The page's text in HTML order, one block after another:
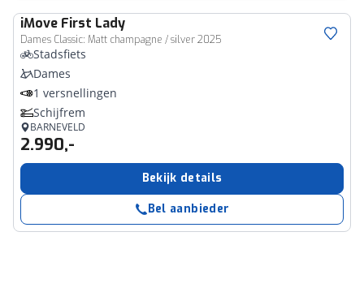
iMove First Lady
Dames Classic: Matt champagne / silver 2025
Stadsfiets
Dames
1 versnellingen
Schijfrem
BARNEVELD
2.990,-
Bekijk details
Bel aanbieder